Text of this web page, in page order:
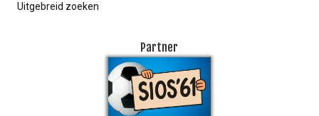
Uitgebreid zoeken
Partner